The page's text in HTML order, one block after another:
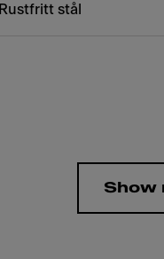
Rustfritt stål
Show